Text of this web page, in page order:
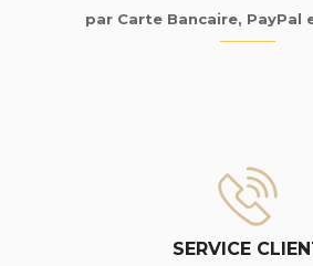
par Carte Bancaire, PayPal
SERVICE